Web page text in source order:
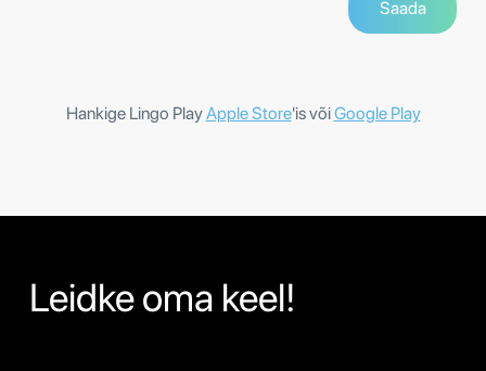
Hankige Lingo PlayApple Store'is võiGoogle Play
Leidke oma keel!